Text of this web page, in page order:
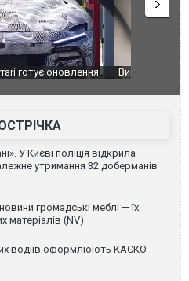
екранізації легендарного
У Києві поліція відкрила
утримання 32 доберманів
громадські меблі — їх
матеріалів (NV)
водіїв оформлюють КАСКО